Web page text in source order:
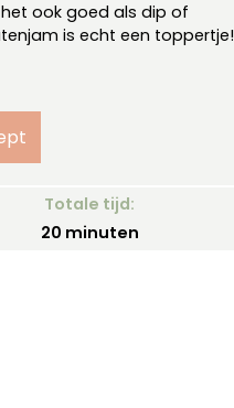
ook goed als dip of
is echt een toppertje!
Totale tijd:
20minuten
minuten